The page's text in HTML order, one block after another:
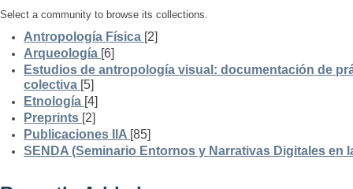
Select a community to browse its collections.
Antropología Física [2]
Arqueología [6]
Estudios de antropología visual: documentación de
colectiva [5]
Etnología [4]
Preprints [2]
Publicaciones IIA [85]
SENDA (Seminario Entornos y Narrativas Digitales en